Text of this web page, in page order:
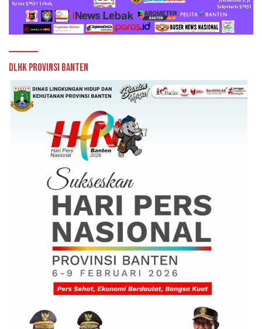
DLHK Provinsi Banten